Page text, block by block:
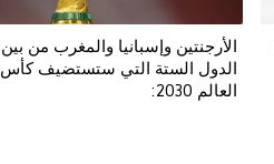
الأرجنتين وإسبانيا والمغرب من بين
الدول الستة التي ستستضيف كأس
العالم 2030: